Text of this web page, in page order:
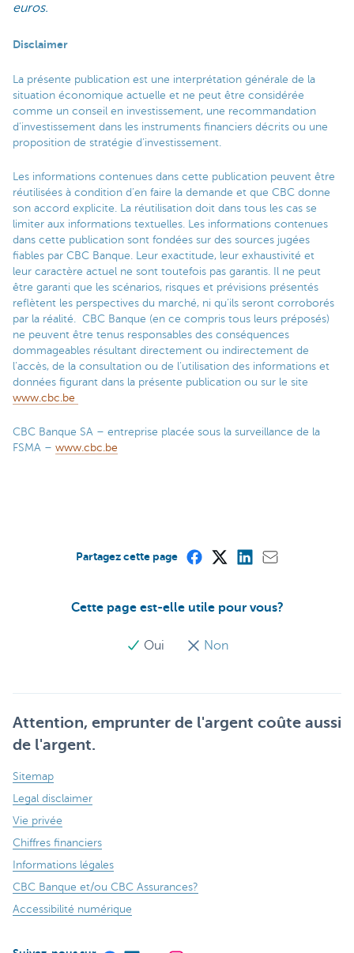
euros.
Disclaimer
La présente publication est une interprétation générale de la
situation économique actuelle et ne peut être considérée
comme un conseil en investissement, une recommandation
d’investissement dans les instruments financiers décrits ou une
proposition de stratégie d’investissement.
Les informations contenues dans cette publication peuvent être
réutilisées à condition d’en faire la demande et que CBC donne
son accord explicite. La réutilisation doit dans tous les cas se
limiter aux informations textuelles. Les informations contenues
dans cette publication sont fondées sur des sources jugées
fiables par CBC Banque. Leur exactitude, leur exhaustivité et
leur caractère actuel ne sont toutefois pas garantis. Il ne peut
être garanti que les scénarios, risques et prévisions présentés
reflètent les perspectives du marché, ni qu’ils seront corroborés
par la réalité. CBC Banque (en ce compris tous leurs préposés)
ne peuvent être tenus responsables des conséquences
dommageables résultant directement ou indirectement de
l’accès, de la consultation ou de l’utilisation des informations et
données figurant dans la présente publication ou sur le site
www.cbc.be
CBC Banque SA – entreprise placée sous la surveillance de la
FSMA – www.cbc.be
Cette page est-elle utile pour vous?
Oui Non
Partagez cette page
Attention, emprunter de l'argent coûte aussi
de l'argent.
Sitemap
Legal disclaimer
Vie privée
Chiffres financiers
Informations légales
CBC Banque et/ou CBC Assurances?
Accessibilité numérique